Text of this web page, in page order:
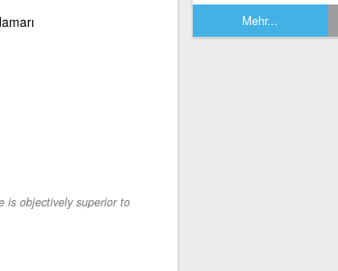
is objectively superior to
Mehr...